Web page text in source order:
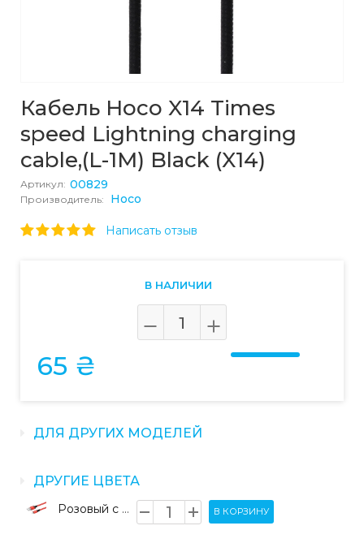
Кабель Hoco X14 Times
speed Lightning charging
cable,(L-1M) Black (X14)
Артикул: 00829
Производитель: Hoco
Написать отзыв
В НАЛИЧИИ
65 ₴
ДЛЯ ДРУГИХ МОДЕЛЕЙ
ДРУГИЕ ЦВЕТА
Розовый с белым В КОРЗИНУ